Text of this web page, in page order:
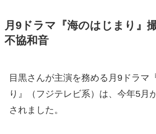
月9ドラマ『海のはじまり』
不協和音
目黒さんが主演を務める月9ドラマ
り』（フジテレビ系）は、今年5月
されました。